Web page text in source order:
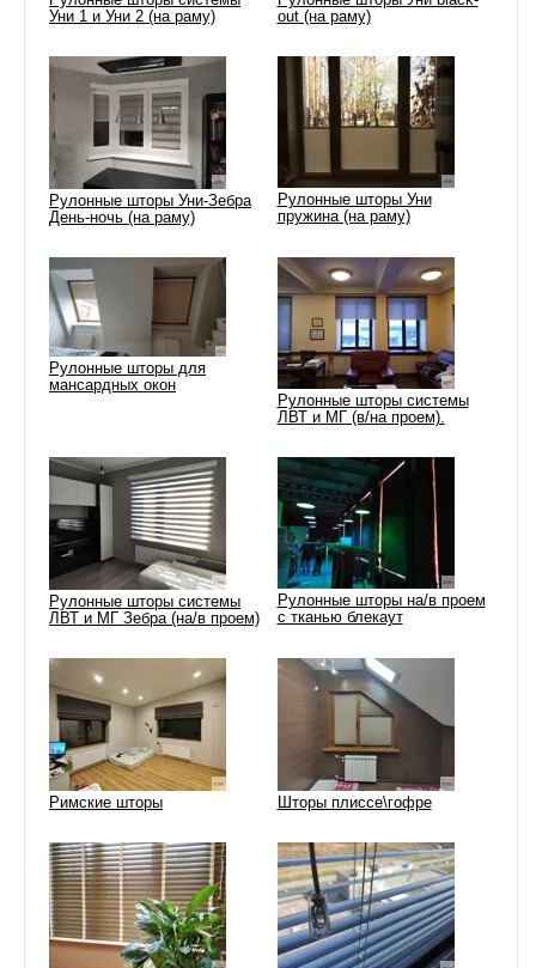
Уни 1 и Уни 2 (на раму)
out (на раму)
Рулонные шторы Уни-Зебра
День-ночь (на раму)
Рулонные шторы Уни
пружина (на раму)
Рулонные шторы для
мансардных окон
Рулонные шторы системы
ЛВТ и МГ (в/на проем).
Рулонные шторы системы
ЛВТ и МГ Зебра (на/в проем)
Рулонные шторы на/в проем
с тканью блекаут
Римские шторы Шторы плиссе\гофре